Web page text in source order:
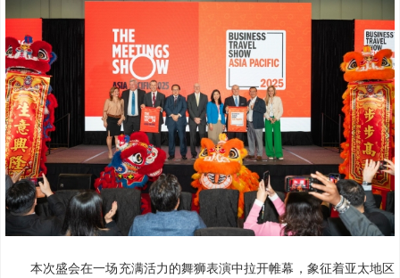
本次盛会在一场充满活力的舞狮表演中拉开帷幕，象征着亚太地区